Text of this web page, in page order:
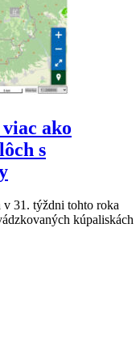
ako
s
v 31. týždni tohto roka
kúpaliskách